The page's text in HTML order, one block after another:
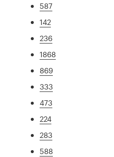
587
142
236
1868
869
333
473
224
283
588